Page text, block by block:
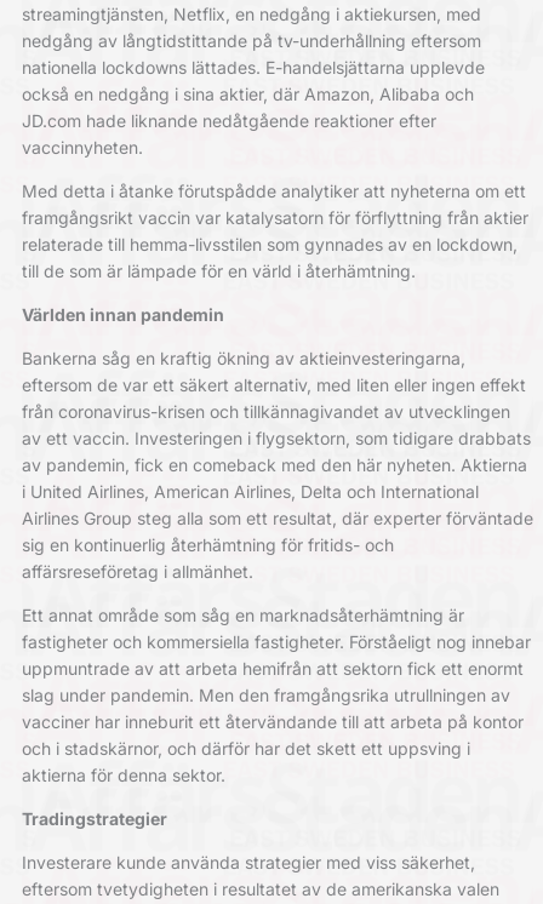
streamingtjänsten, Netflix, en nedgång i aktiekursen, med
nedgång av långtidstittande på tv-underhållning eftersom
nationella lockdowns lättades. E-handelsjättarna upplevde
också en nedgång i sina aktier, där Amazon, Alibaba och
JD.com hade liknande nedåtgående reaktioner efter
vaccinnyheten.
Med detta i åtanke förutspådde analytikeratt nyheterna om ett
framgångsrikt vaccin var katalysatorn för förflyttning från aktier
relaterade till hemma-livsstilen som gynnades av en lockdown,
till de som är lämpade för en värld i återhämtning.
Världen innan pandemin
Bankerna såg en kraftig ökning av aktieinvesteringarna,
eftersom de var ett säkert alternativ, med liten eller ingen effekt
från coronavirus-krisen och tillkännagivandet av utvecklingen
av ett vaccin. Investeringen i flygsektorn, som tidigare drabbats
av pandemin, fick en comeback med den här nyheten. Aktierna
i United Airlines, American Airlines, Delta och International
Airlines Group steg alla som ett resultat, där experter förväntade
sig en kontinuerlig återhämtning för fritids- och
affärsreseföretag i allmänhet.
Ett annat område som såg en marknadsåterhämtning är
fastigheter och kommersiella fastigheter. Förståeligt nog innebar
uppmuntrade av att arbeta hemifrån att sektorn fick ett enormt
slag under pandemin. Men den framgångsrika utrullningen av
vacciner har inneburit ett återvändande till att arbeta på kontor
och i stadskärnor, och därför har det skett ett uppsving i
aktierna för denna sektor.
Tradingstrategier
Investerare kunde använda strategier med viss säkerhet,
eftersom tvetydigheten i resultatet av de amerikanska valen